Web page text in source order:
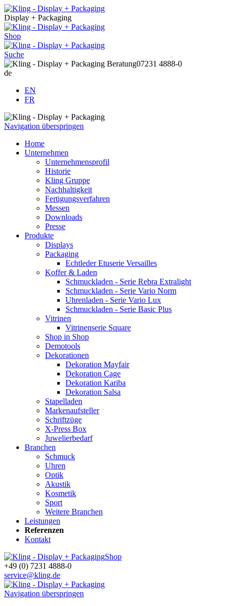
Display + Packaging
Shop
Suche
Beratung07231 4888-0
de
EN
FR
Navigation überspringen
Home
Unternehmen
Unternehmensprofil
Historie
Kling Gruppe
Nachhaltigkeit
Fertigungsverfahren
Messen
Downloads
Presse
Produkte
Displays
Packaging
Echtleder Etuserie Versailles
Koffer & Laden
Schmuckladen - Serie Rebra Extralight
Schmuckladen - Serie Vario Norm
Uhrenladen - Serie Vario Lux
Schmuckladen - Serie Basic Plus
Vitrinen
Vitrinenserie Square
Shop in Shop
Demotools
Dekorationen
Dekoration Mayfair
Dekoration Cage
Dekoration Kariba
Dekoration Salsa
Stapelladen
Markenaufsteller
Schriftzüge
X-Press Box
Juwelierbedarf
Branchen
Schmuck
Uhren
Optik
Akustik
Kosmetik
Sport
Weitere Branchen
Leistungen
Referenzen
Kontakt
Shop
+49 (0) 7231 4888-0
service@kling.de
Navigation überspringen